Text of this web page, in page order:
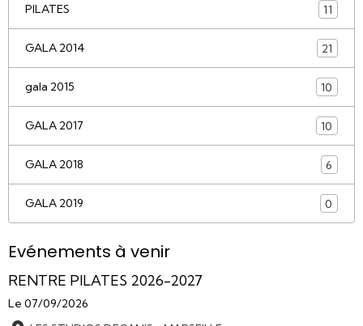
PILATES 11
GALA 2014 21
gala 2015 10
GALA 2017 10
GALA 2018 6
GALA 2019 0
Evénements à venir
RENTRE PILATES 2026-2027
Le 07/09/2026